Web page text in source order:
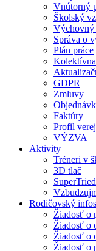
Vnútorný
Školský
Výchovný
Správa o
Plán práce
GDPR
Zmluvy
Faktúry
Profil
VÝZVA
Aktivity
Tréneri v
3D tlač
Rodičovský
Žiadosť o
Žiadosť o
Žiadosť o
Žiadosť o